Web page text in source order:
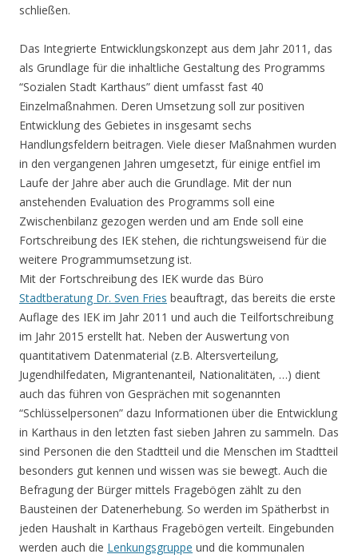
schließen.
Das Integrierte Entwicklungskonzept aus dem Jahr 2011, das
als Grundlage für die inhaltliche Gestaltung des Programms
“Sozialen Stadt Karthaus” dient umfasst fast 40
Einzelmaßnahmen. Deren Umsetzung soll zur positiven
Entwicklung des Gebietes in insgesamt sechs
Handlungsfeldern beitragen. Viele dieser Maßnahmen wurden
in den vergangenen Jahren umgesetzt, für einige entfiel im
Laufe der Jahre aber auch die Grundlage. Mit der nun
anstehenden Evaluation des Programms soll eine
Zwischenbilanz gezogen werden und am Ende soll eine
Fortschreibung des IEK stehen, die richtungsweisend für die
weitere Programmumsetzung ist.
Mit der Fortschreibung des IEK wurde das Büro
Stadtberatung Dr. Sven Fries beauftragt, das bereits die erste
Auflage des IEK im Jahr 2011 und auch die Teilfortschreibung
im Jahr 2015 erstellt hat. Neben der Auswertung von
quantitativem Datenmaterial (z.B. Altersverteilung,
Jugendhilfedaten, Migrantenanteil, Nationalitäten, …) dient
auch das führen von Gesprächen mit sogenannten
“Schlüsselpersonen” dazu Informationen über die Entwicklung
in Karthaus in den letzten fast sieben Jahren zu sammeln. Das
sind Personen die den Stadtteil und die Menschen im Stadtteil
besonders gut kennen und wissen was sie bewegt. Auch die
Befragung der Bürger mittels Fragebögen zählt zu den
Bausteinen der Datenerhebung. So werden im Spätherbst in
jeden Haushalt in Karthaus Fragebögen verteilt. Eingebunden
werden auch die Lenkungsgruppe und die kommunalen